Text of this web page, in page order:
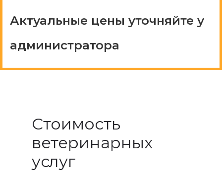
Актуальные цены уточняйте у
администратора
Стоимость
ветеринарных
услуг